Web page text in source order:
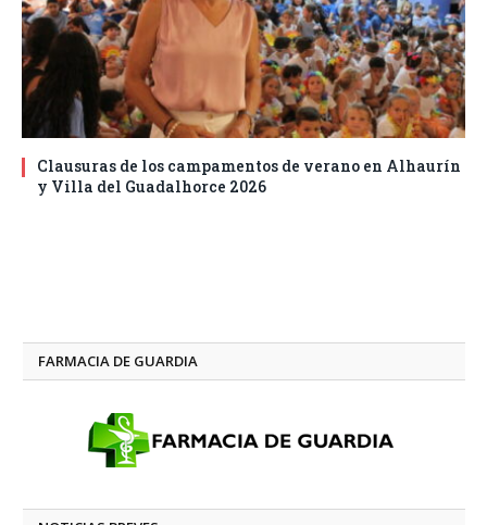
Clausuras de los campamentos de verano en Alhaurín
y Villa del Guadalhorce 2026
FARMACIA DE GUARDIA